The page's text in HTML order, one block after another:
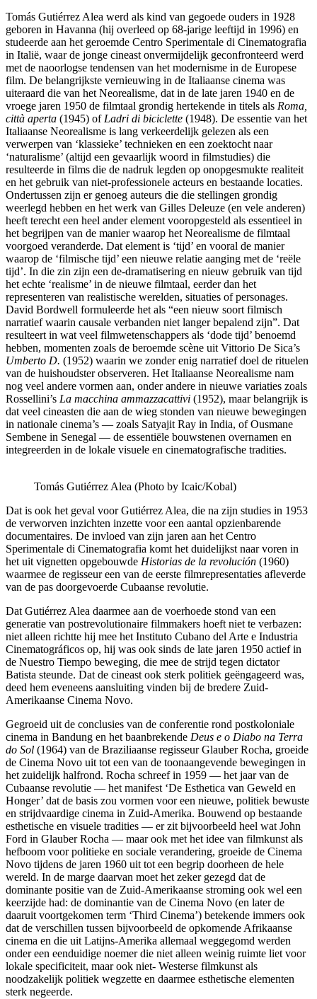
Tomás Gutiérrez Alea werd als kind van gegoede ouders in 1928
geboren in Havanna (hij overleed op 68-jarige leeftijd in 1996) en
studeerde aan het geroemde Centro Sperimentale di Cinematografia
in Italië, waar de jonge cineast onvermijdelijk geconfronteerd werd
met de naoorlogse tendensen van het modernisme in de Europese
film. De belangrijkste vernieuwing in de Italiaanse cinema was
uiteraard die van het Neorealisme, dat in de late jaren 1940 en de
vroege jaren 1950 de filmtaal grondig hertekende in titels als Roma,
città aperta (1945) of Ladri di biciclette (1948). De essentie van het
Italiaanse Neorealisme is lang verkeerdelijk gelezen als een
verwerpen van ‘klassieke’ technieken en een zoektocht naar
‘naturalisme’ (altijd een gevaarlijk woord in filmstudies) die
resulteerde in films die de nadruk legden op onopgesmukte realiteit
en het gebruik van niet-professionele acteurs en bestaande locaties.
Ondertussen zijn er genoeg auteurs die die stellingen grondig
weerlegd hebben en het werk van Gilles Deleuze (en vele anderen)
heeft terecht een heel ander element vooropgesteld als essentieel in
het begrijpen van de manier waarop het Neorealisme de filmtaal
voorgoed veranderde. Dat element is ‘tijd’ en vooral de manier
waarop de ‘filmische tijd’ een nieuwe relatie aanging met de ‘reële
tijd’. In die zin zijn een de-dramatisering en nieuw gebruik van tijd
het echte ‘realisme’ in de nieuwe filmtaal, eerder dan het
representeren van realistische werelden, situaties of personages.
David Bordwell formuleerde het als “een nieuw soort filmisch
narratief waarin causale verbanden niet langer bepalend zijn”. Dat
resulteert in wat veel filmwetenschappers als ‘dode tijd’ benoemd
hebben, momenten zoals de beroemde scène uit Vittorio De Sica’s
Umberto D. (1952) waarin we zonder enig narratief doel de rituelen
van de huishoudster observeren. Het Italiaanse Neorealisme nam
nog veel andere vormen aan, onder andere in nieuwe variaties zoals
Rossellini’s La macchina ammazzacattivi (1952), maar belangrijk is
dat veel cineasten die aan de wieg stonden van nieuwe bewegingen
in nationale cinema’s — zoals Satyajit Ray in India, of Ousmane
Sembene in Senegal — de essentiële bouwstenen overnamen en
integreerden in de lokale visuele en cinematografische tradities.
Tomás Gutiérrez Alea (Photo by Icaic/Kobal)
Dat is ook het geval voor Gutiérrez Alea, die na zijn studies in 1953
de verworven inzichten inzette voor een aantal opzienbarende
documentaires. De invloed van zijn jaren aan het Centro
Sperimentale di Cinematografia komt het duidelijkst naar voren in
het uit vignetten opgebouwde Historias de la revolución (1960)
waarmee de regisseur een van de eerste filmrepresentaties afleverde
van de pas doorgevoerde Cubaanse revolutie.
Dat Gutiérrez Alea daarmee aan de voerhoede stond van een
generatie van postrevolutionaire filmmakers hoeft niet te verbazen:
niet alleen richtte hij mee het Instituto Cubano del Arte e Industria
Cinematográficos op, hij was ook sinds de late jaren 1950 actief in
de Nuestro Tiempo beweging, die mee de strijd tegen dictator
Batista steunde. Dat de cineast ook sterk politiek geëngageerd was,
deed hem eveneens aansluiting vinden bij de bredere Zuid-
Amerikaanse Cinema Novo.
Gegroeid uit de conclusies van de conferentie rond postkoloniale
cinema in Bandung en het baanbrekende Deus e o Diabo na Terra
do Sol (1964) van de Braziliaanse regisseur Glauber Rocha, groeide
de Cinema Novo uit tot een van de toonaangevende bewegingen in
het zuidelijk halfrond. Rocha schreef in 1959 — het jaar van de
Cubaanse revolutie — het manifest ‘De Esthetica van Geweld en
Honger’ dat de basis zou vormen voor een nieuwe, politiek bewuste
en strijdvaardige cinema in Zuid-Amerika. Bouwend op bestaande
esthetische en visuele tradities — er zit bijvoorbeeld heel wat John
Ford in Glauber Rocha — maar ook met het idee van filmkunst als
hefboom voor politieke en sociale verandering, groeide de Cinema
Novo tijdens de jaren 1960 uit tot een begrip doorheen de hele
wereld. In de marge daarvan moet het zeker gezegd dat de
dominante positie van de Zuid-Amerikaanse stroming ook wel een
keerzijde had: de dominantie van de Cinema Novo (en later de
daaruit voortgekomen term ‘Third Cinema’) betekende immers ook
dat de verschillen tussen bijvoorbeeld de opkomende Afrikaanse
cinema en die uit Latijns-Amerika allemaal weggegomd werden
onder een eenduidige noemer die niet alleen weinig ruimte liet voor
lokale specificiteit, maar ook niet- Westerse filmkunst als
noodzakelijk politiek wegzette en daarmee esthetische elementen
sterk negeerde.